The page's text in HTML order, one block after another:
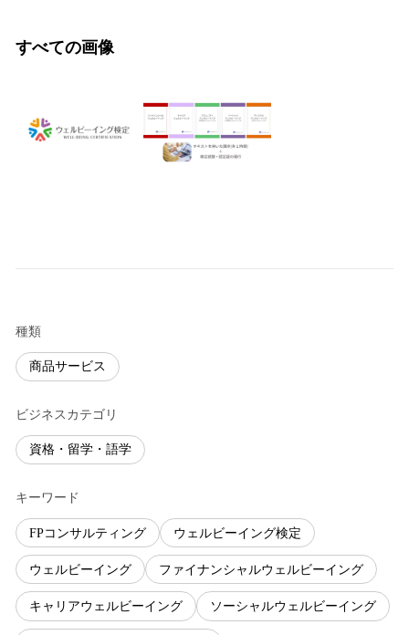
すべての画像
種類
商品サービス
ビジネスカテゴリ
資格・留学・語学
キーワード
FPコンサルティング ウェルビーイング検定
ウェルビーイング ファイナンシャルウェルビーイング
キャリアウェルビーイング ソーシャルウェルビーイング